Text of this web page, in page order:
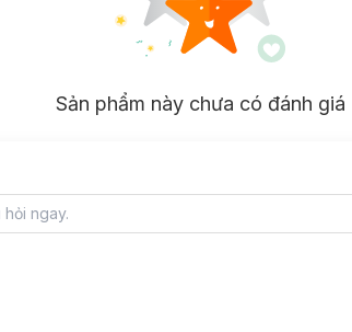
Sản phẩm này chưa có đánh giá